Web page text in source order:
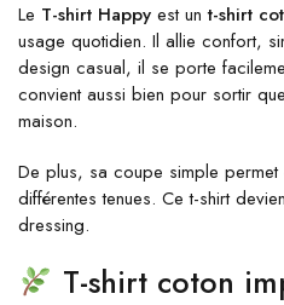
Le T-shirt Happy est unt-shirt
usage quotidien. Il allie confort,
design casual, il se porte
convient aussi bien pour sortir
maison.
De plus, sa coupe simple
différentes tenues. Ce t-shirt
dressing.
T-shirt coton